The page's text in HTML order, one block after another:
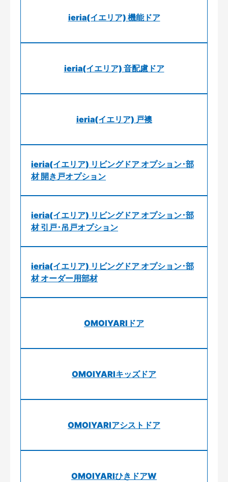
ieria(イエリア) 機能ドア
ieria(イエリア) 音配慮ドア
ieria(イエリア) 戸襖
ieria(イエリア) リビングドア オプション･部
材 開き戸オプション
ieria(イエリア) リビングドア オプション･部
材 引戸･吊戸オプション
ieria(イエリア) リビングドア オプション･部
材 オーダー用部材
OMOIYARIドア
OMOIYARIキッズドア
OMOIYARIアシストドア
OMOIYARIひきドアW